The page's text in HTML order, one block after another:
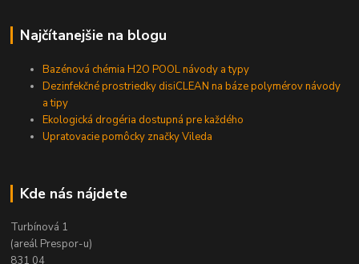
Najčítanejšie na blogu
Bazénová chémia H2O POOL návody a typy
Dezinfekčné prostriedky disiCLEAN na báze polymérov návody
a tipy
Ekologická drogéria dostupná pre každého
Upratovacie pomôcky značky Vileda
Kde nás nájdete
Turbínová 1
(areál Prespor-u)
831 04